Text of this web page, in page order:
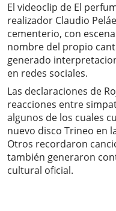
El videoclip de El
realizador Claudio
cementerio, con
nombre del propio
generado
en redes sociales.
Las declaraciones de
reacciones entre
algunos de los cuales
nuevo disco Trineo en
Otros recordaron
también generaron
cultural oficial.